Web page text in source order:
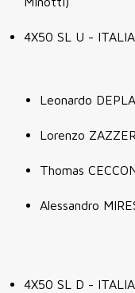
4X50 SL U -
Leonardo
Lorenzo
Thomas
Alessandro
4X50 SL D -